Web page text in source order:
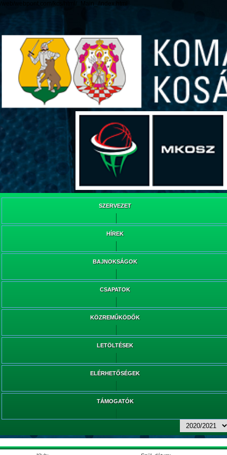
/web/webpont.com/kcs/html/_Main_/index.html
SZERVEZET
HÍREK
BAJNOKSÁGOK
CSAPATOK
KÖZREMŰKÖDŐK
LETÖLTÉSEK
ELÉRHETŐSÉGEK
TÁMOGATÓK